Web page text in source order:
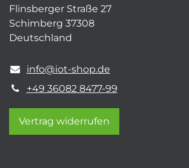
Flinsberger Straße 27
Schimberg 37308
Deutschland
info@iot-shop.de
+49 36082 8477-99
Vertrag widerrufen